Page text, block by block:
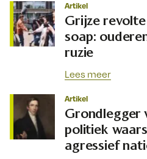
Artikel
Grijze
soap:
ruzie
Lees meer
Artikel
Grondlegger
politiek
agressief